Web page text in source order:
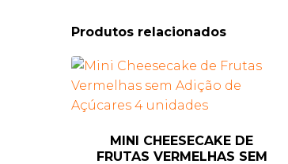
Produtos relacionados
MINI CHEESECAKE DE
FRUTAS VERMELHAS SEM